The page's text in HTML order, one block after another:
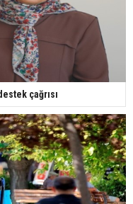
çağrısı